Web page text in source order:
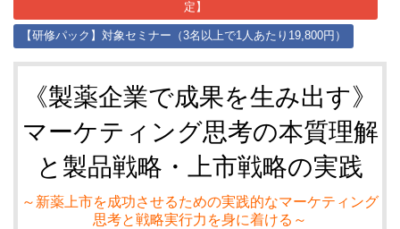
定】
【研修パック】対象セミナー（3名以上で1人あたり19,800円）
《製薬企業で成果を生み出す》
マーケティング思考の本質理解
と製品戦略・上市戦略の実践
～新薬上市を成功させるための実践的なマーケティング
思考と戦略実行力を身に着ける～